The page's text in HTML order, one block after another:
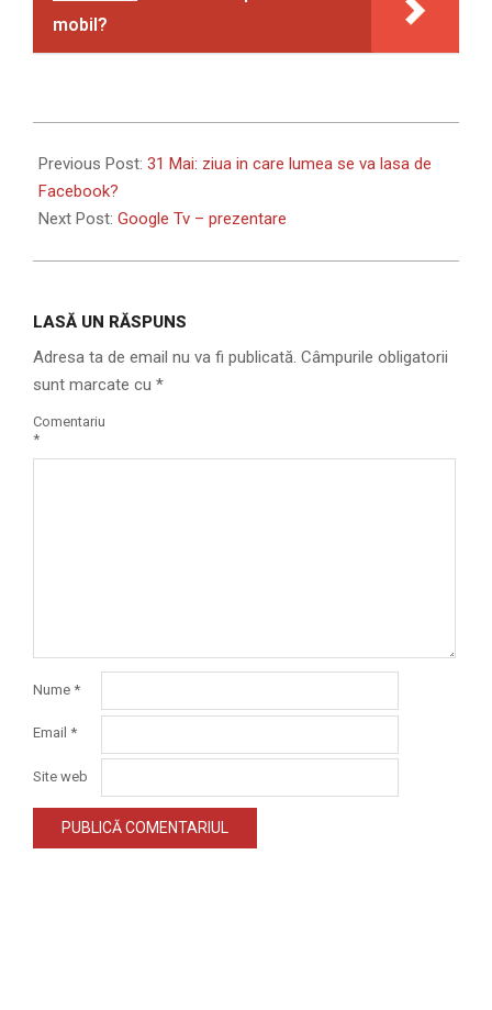
mobil?
05-
17
Previous Post: 31 Mai: ziua in care lumea se va lasa de
Facebook?
Next Post: Google Tv – prezentare
LASĂ UN RĂSPUNS
Adresa ta de email nu va fi publicată. Câmpurile obligatorii
sunt marcate cu *
Comentariu
*
Nume *
Email *
Site web